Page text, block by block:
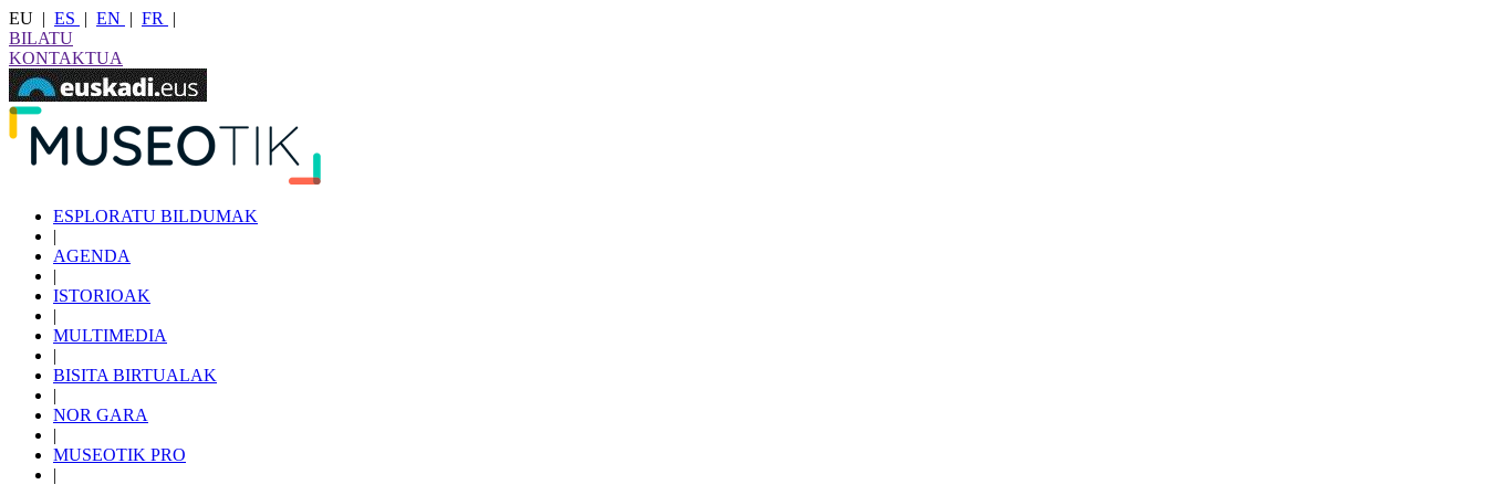
EU | ES | EN | FR
|
BILATU
KONTAKTUA
ESPLORATU BILDUMAK
|
AGENDA
|
ISTORIOAK
|
MULTIMEDIA
|
BISITA BIRTUALAK
|
NOR GARA
|
MUSEOTIK PRO
|